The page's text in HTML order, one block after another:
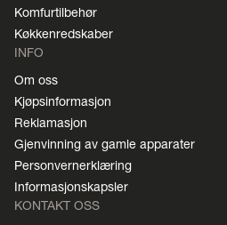
Komfurtilbehør
Køkkenredskaber
INFO
Om oss
Kjøpsinformasjon
Reklamasjon
Gjenvinning av gamle apparater
Personvernerklæring
Informasjonskapsler
KONTAKT OSS